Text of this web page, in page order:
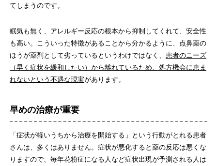
てしまうのです。
眠気も無く、アレルギー反応の根本から抑制してくれて、安全性
も高い。こういった特徴があることから分かるように、点鼻薬の
ほうが薬剤として劣っているというわけではなく、 患者のニーズ
（早く症状を緩和したい）から離れているため、処方機会に恵ま
れないという不遇な現実があります。
早めの治療が重要
「症状が軽いうちから治療を開始する」という行動がとれる患者
さんは、多くはありません。症状が悪化すると薬の反応は悪くな
りますので、毎年花粉症になる人など症状出現が予測される人は